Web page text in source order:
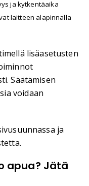
ja kytkentäaika
laitteen alapinnalla
lisäasetusten
Säätämisen
voidaan
ja
apua? Jätä